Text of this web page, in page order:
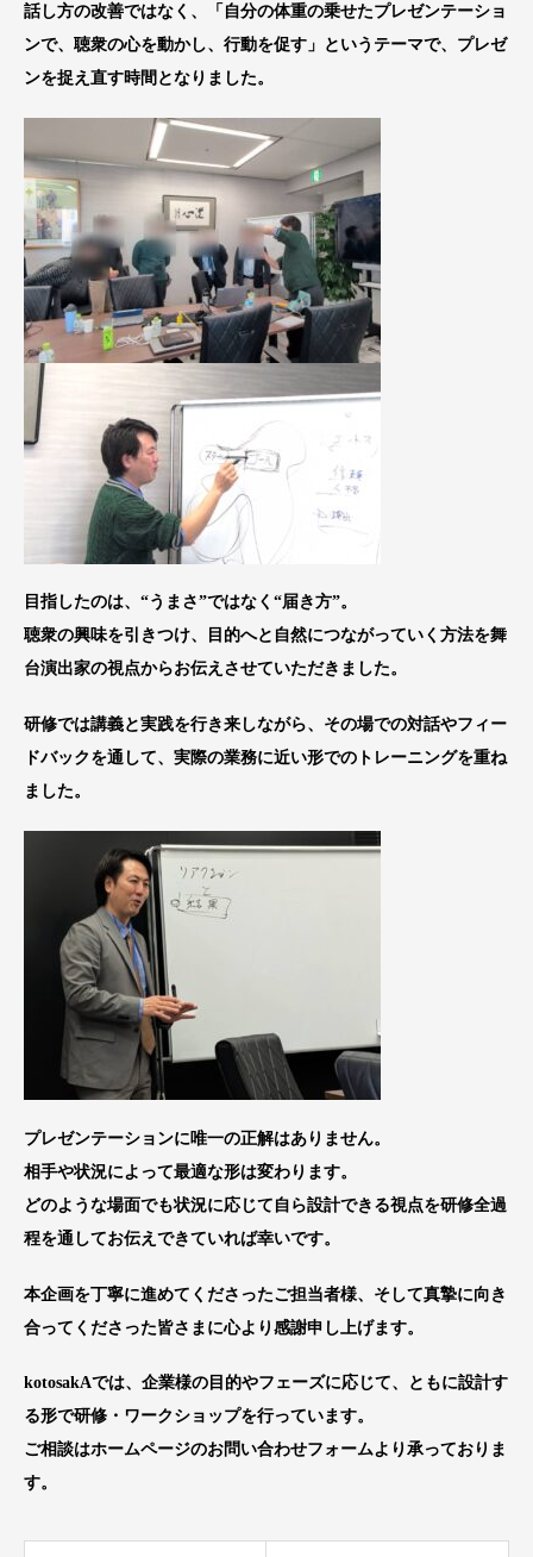
話し方の改善ではなく、「自分の体重の乗せたプレゼンテーショ
ンで、聴衆の心を動かし、行動を促す」というテーマで、プレゼ
ンを捉え直す時間となりました。
目指したのは、“うまさ”ではなく“届き方”。
聴衆の興味を引きつけ、目的へと自然につながっていく方法を舞
台演出家の視点からお伝えさせていただきました。
研修では講義と実践を行き来しながら、その場での対話やフィー
ドバックを通して、実際の業務に近い形でのトレーニングを重ね
ました。
プレゼンテーションに唯一の正解はありません。
相手や状況によって最適な形は変わります。
どのような場面でも状況に応じて自ら設計できる視点を研修全過
程を通してお伝えできていれば幸いです。
本企画を丁寧に進めてくださったご担当者様、そして真摯に向き
合ってくださった皆さまに心より感謝申し上げます。
kotosakAでは、企業様の目的やフェーズに応じて、ともに設計す
る形で研修・ワークショップを行っています。
ご相談はホームページのお問い合わせフォームより承っておりま
す。